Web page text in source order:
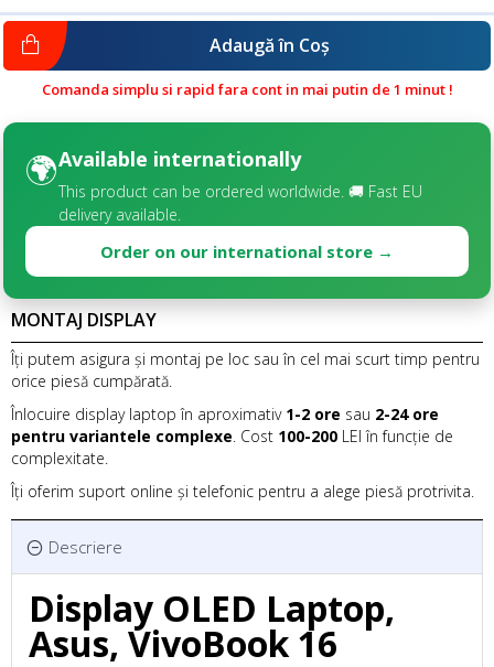
Adaugă în Coş
Comanda simplu si rapid fara cont in mai putin de 1 minut !
🌍Available internationally
This product can be ordered worldwide. 🚚 Fast EU
delivery available.
Order on our international store →
Descriere
Display OLED Laptop,
Asus, VivoBook 16
MONTAJ DISPLAY
Îți putem asigura și montaj pe loc sau în cel mai scurt timp pentru
orice piesă cumpărată.
Înlocuire display laptop în aproximativ 1-2 ore sau 2-24 ore
pentru variantele complexe. Cost 100-200 LEI în funcție de
complexitate.
Îți oferim suport online și telefonic pentru a alege piesă protrivita.